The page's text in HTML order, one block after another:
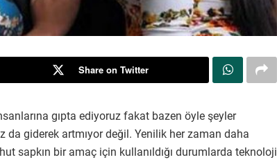
Share on Twitter
gıpta ediyoruz fakat bazen öyle şeyler
da giderek artmıyor değil. Yenilik her zaman daha
sapkın bir amaç için kullanıldığı durumlarda teknoloji